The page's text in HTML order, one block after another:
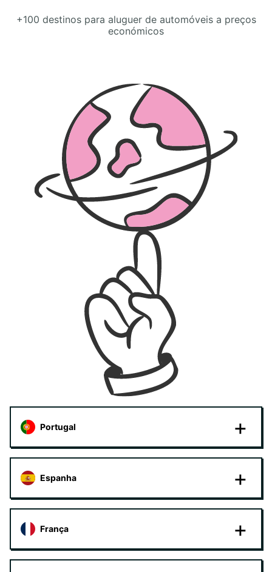
+100 destinos para aluguer de automóveis a preços
económicos
Portugal
Espanha
França